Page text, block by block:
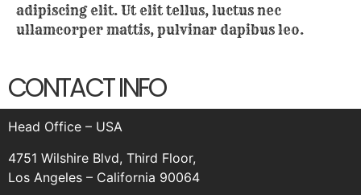
adipiscing elit. Ut elit tellus, luctus nec
ullamcorper mattis, pulvinar dapibus leo.
CONTACT INFO
Head Office – USA
4751 Wilshire Blvd, Third Floor,
Los Angeles – California 90064